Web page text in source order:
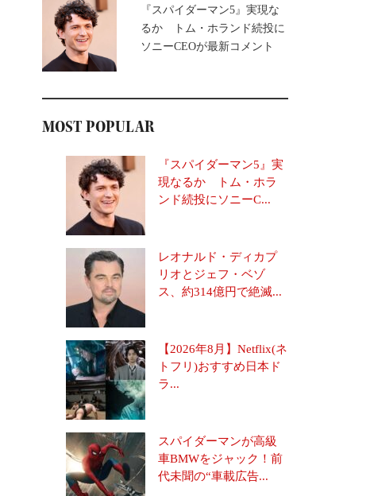
『スパイダーマン5』実現な
るか トム・ホランド続投に
ソニーCEOが最新コメント
MOST POPULAR
『スパイダーマン5』実
現なるか トム・ホラ
ンド続投にソニーC...
レオナルド・ディカプ
リオとジェフ・ベゾ
ス、約314億円で絶滅...
【2026年8月】Netflix(ネ
トフリ)おすすめ日本ド
ラ...
スパイダーマンが高級
車BMWをジャック！前
代未聞の“車載広告...